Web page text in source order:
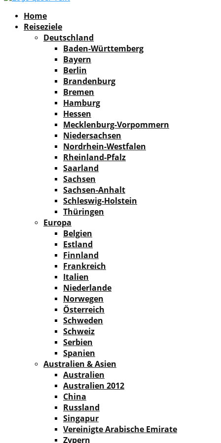
Home
Reiseziele
Deutschland
Baden-Württemberg
Bayern
Berlin
Brandenburg
Bremen
Hamburg
Hessen
Mecklenburg-Vorpommern
Niedersachsen
Nordrhein-Westfalen
Rheinland-Pfalz
Saarland
Sachsen
Sachsen-Anhalt
Schleswig-Holstein
Thüringen
Europa
Belgien
Estland
Finnland
Frankreich
Italien
Niederlande
Norwegen
Österreich
Schweden
Schweiz
Serbien
Spanien
Australien & Asien
Australien
Australien 2012
China
Russland
Singapur
Vereinigte Arabische Emirate
Zypern